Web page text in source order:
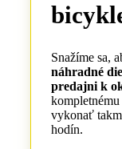
Snažíme sa,
náhradné
predajni k
vykonať
hodín.